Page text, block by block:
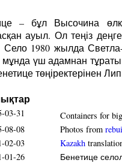
– бұл Высочина
ауыл. Ол теңіз
Село 1980 жылда
мұнда үш адамнан
төңіректерінен
03-31
Containers for
08-08
Photos from
02-03
Kazakh
01-26
Бенетице